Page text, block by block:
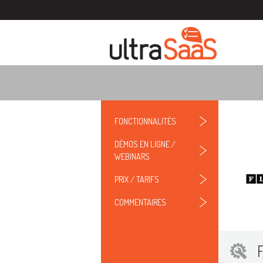
FONCTIONNALITÉS
DÉMOS EN LIGNE /
WEBINARS
PRIX / TARIFS
COMMENTAIRES